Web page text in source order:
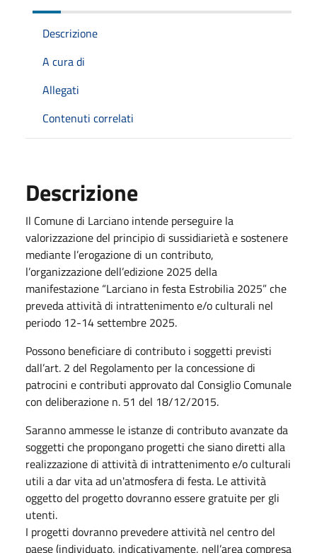
Descrizione
A cura di
Allegati
Contenuti correlati
Descrizione
Il Comune di Larciano intende perseguire la
valorizzazione del principio di sussidiarietà e sostenere
mediante l’erogazione di un contributo,
l’organizzazione dell’edizione 2025 della
manifestazione “Larciano in festa Estrobilia 2025” che
preveda attività di intrattenimento e/o culturali nel
periodo 12-14 settembre 2025.
Possono beneficiare di contributo i soggetti previsti
dall’art. 2 del Regolamento per la concessione di
patrocini e contributi approvato dal Consiglio Comunale
con deliberazione n. 51 del 18/12/2015.
Saranno ammesse le istanze di contributo avanzate da
soggetti che propongano progetti che siano diretti alla
realizzazione di attività di intrattenimento e/o culturali
utili a dar vita ad un'atmosfera di festa. Le attività
oggetto del progetto dovranno essere gratuite per gli
utenti.
I progetti dovranno prevedere attività nel centro del
paese (individuato, indicativamente, nell’area compresa